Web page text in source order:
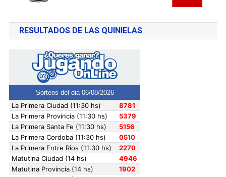
RESULTADOS DE LAS QUINIELAS